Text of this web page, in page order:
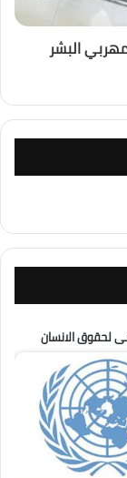
البشر
لحقوق الانسان